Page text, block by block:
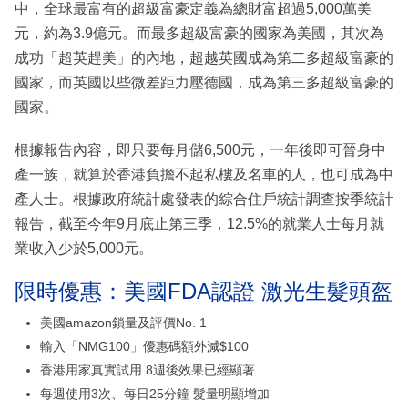
中，全球最富有的超級富豪定義為總財富超過5,000萬美
元，約為3.9億元。而最多超級富豪的國家為美國，其次為
成功「超英趕美」的內地，超越英國成為第二多超級富豪的
國家，而英國以些微差距力壓德國，成為第三多超級富豪的
國家。
根據報告內容，即只要每月儲6,500元，一年後即可晉身中
產一族，就算於香港負擔不起私樓及名車的人，也可成為中
產人士。根據政府統計處發表的綜合住戶統計調查按季統計
報告，截至今年9月底止第三季，12.5%的就業人士每月就
業收入少於5,000元。
限時優惠：美國FDA認證 激光生髮頭盔
美國amazon鎖量及評價No. 1
輸入「NMG100」優惠碼額外減$100
香港用家真實試用 8週後效果已經顯著
每週使用3次、每日25分鐘 髮量明顯增加